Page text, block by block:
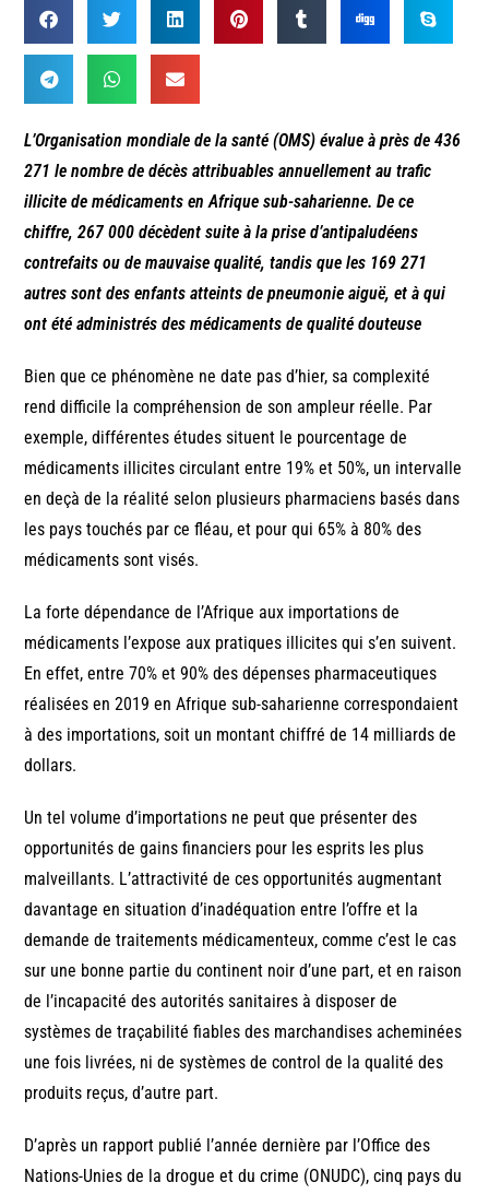
L’Organisation mondiale de la santé (OMS) évalue à près de 436
271 le nombre de décès attribuables annuellement au trafic
illicite de médicaments en Afrique sub-saharienne. De ce
chiffre, 267 000 décèdent suite à la prise d’antipaludéens
contrefaits ou de mauvaise qualité, tandis que les 169 271
autres sont des enfants atteints de pneumonie aiguë, et à qui
ont été administrés des médicaments de qualité douteuse
Bien que ce phénomène ne date pas d’hier, sa complexité
rend difficile la compréhension de son ampleur réelle. Par
exemple, différentes études situent le pourcentage de
médicaments illicites circulant entre 19% et 50%, un intervalle
en deçà de la réalité selon plusieurs pharmaciens basés dans
les pays touchés par ce fléau, et pour qui 65% à 80% des
médicaments sont visés.
La forte dépendance de l’Afrique aux importations de
médicaments l’expose aux pratiques illicites qui s’en suivent.
En effet, entre 70% et 90% des dépenses pharmaceutiques
réalisées en 2019 en Afrique sub-saharienne correspondaient
à des importations, soit un montant chiffré de 14 milliards de
dollars.
Un tel volume d’importations ne peut que présenter des
opportunités de gains financiers pour les esprits les plus
malveillants. L’attractivité de ces opportunités augmentant
davantage en situation d’inadéquation entre l’offre et la
demande de traitements médicamenteux, comme c’est le cas
sur une bonne partie du continent noir d’une part, et en raison
de l’incapacité des autorités sanitaires à disposer de
systèmes de traçabilité fiables des marchandises acheminées
une fois livrées, ni de systèmes de control de la qualité des
produits reçus, d’autre part.
D’après un rapport publié l’année dernière par l’Office des
Nations-Unies de la drogue et du crime (ONUDC), cinq pays du